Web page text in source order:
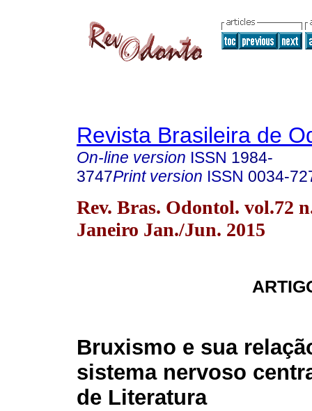
Revista Brasileira de
On-line version ISSN 1984-
3747Print version ISSN 0034-
Rev. Bras. Odontol. vol.72
Janeiro Jan./Jun. 2015
Bruxismo e sua
sistema nervoso
de Literatura